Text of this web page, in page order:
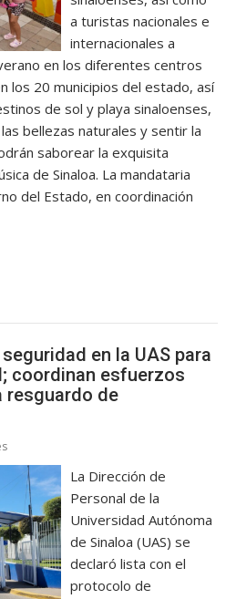
a turistas nacionales e
internacionales a
en los diferentes centros
los 20 municipios del estado, así
de sol y playa sinaloenses,
bellezas naturales y sentir la
saborear la exquisita
de Sinaloa. La mandataria
del Estado, en coordinación
en la UAS para
coordinan esfuerzos
resguardo de
La Dirección de
Personal de la
Universidad Autónoma
de Sinaloa (UAS) se
declaró lista con el
protocolo de